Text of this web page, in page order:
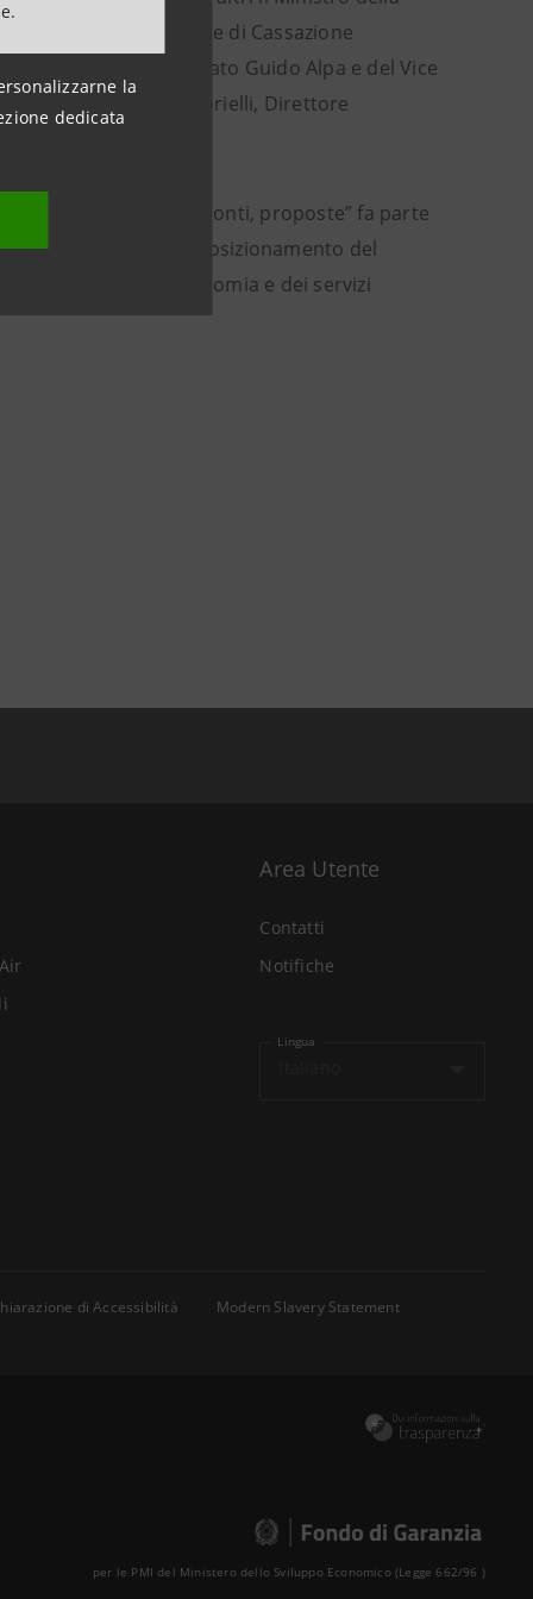
la
dedicata
Presidente della Corte di Cassazione
Meliadò, l’avvocato Guido Alpa e del Vice
- Roberto Gabrielli, Direttore
Andamenti, confronti, proposte” fa parte
2017
, dedicato al posizionamento del
rilevanti dell’economia e dei servizi
Area Utente
Contatti
Notifiche
Lingua
di Accessibilità
Modern Slavery Statement
per le PMI del Ministero dello Sviluppo Economico (Legge 662/96 )